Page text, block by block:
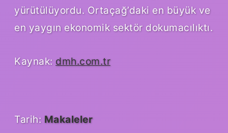
yürütülüyordu. Ortaçağ’daki en büyük ve
en yaygın ekonomik sektör dokumacılıktı.
Kaynak: dmh.com.tr
Tarih: Makaleler